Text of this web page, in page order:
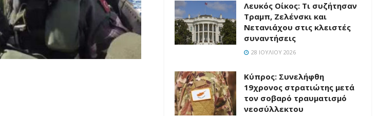
Λευκός Οίκος: Τι συζήτησαν
Τραμπ, Ζελένσκι και
Νετανιάχου στις κλειστές
συναντήσεις
28 ΙΟΥΛΊΟΥ 2026
Κύπρος: Συνελήφθη
19χρονος στρατιώτης μετά
τον σοβαρό τραυματισμό
νεοσύλλεκτου